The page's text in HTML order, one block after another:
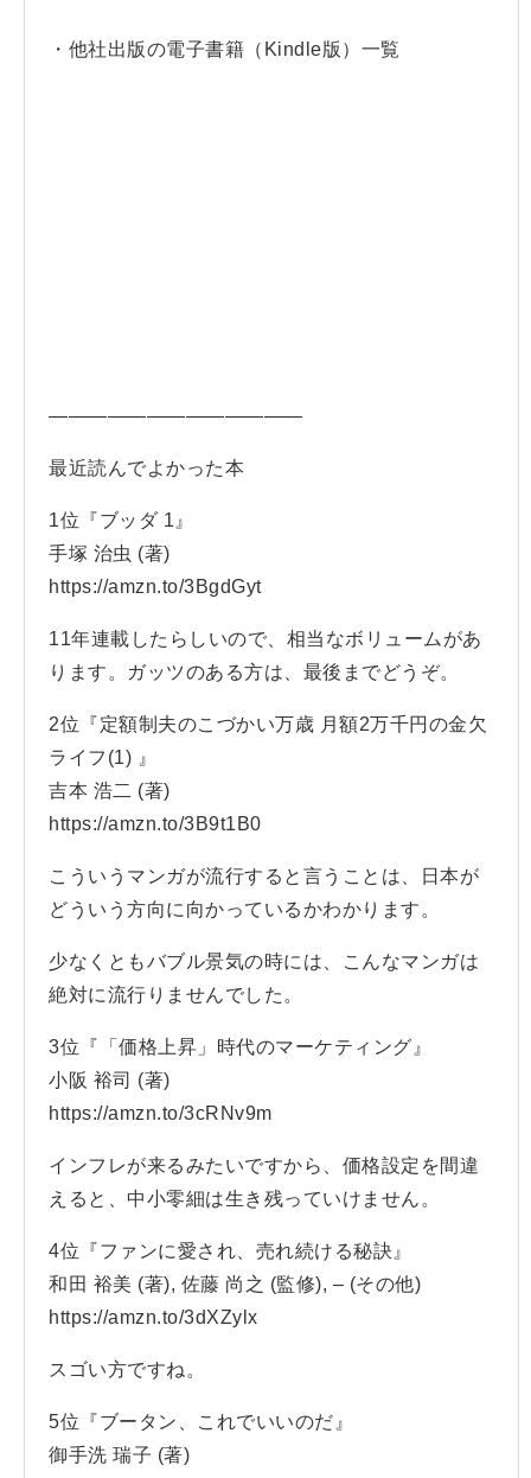
・他社出版の電子書籍（Kindle版）一覧
—————————————
最近読んでよかった本
1位『ブッダ 1』
手塚 治虫 (著)
https://amzn.to/3BgdGyt
11年連載したらしいので、相当なボリュームがあ
ります。ガッツのある方は、最後までどうぞ。
2位『定額制夫のこづかい万歳 月額2万千円の金欠
ライフ(1) 』
吉本 浩二 (著)
https://amzn.to/3B9t1B0
こういうマンガが流行すると言うことは、日本が
どういう方向に向かっているかわかります。
少なくともバブル景気の時には、こんなマンガは
絶対に流行りませんでした。
3位『「価格上昇」時代のマーケティング』
小阪 裕司 (著)
https://amzn.to/3cRNv9m
インフレが来るみたいですから、価格設定を間違
えると、中小零細は生き残っていけません。
4位『ファンに愛され、売れ続ける秘訣』
和田 裕美 (著), 佐藤 尚之 (監修), – (その他)
https://amzn.to/3dXZylx
スゴい方ですね。
5位『ブータン、これでいいのだ』
御手洗 瑞子 (著)